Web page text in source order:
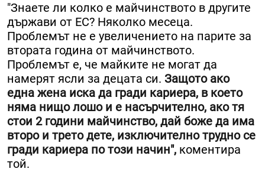
"Знаете ли колко е майчинството в другите
държави от ЕС? Няколко месеца.
Проблемът не е увеличението на парите за
втората година от майчинството.
Проблемът е, че майките не могат да
намерят ясли за децата си. Защото ако
една жена иска да гради кариера, в което
няма нищо лошо и е насърчително, ако тя
стои 2 години майчинство, дай боже да има
второ и трето дете, изключително трудно се
гради кариера по този начин", коментира
той.